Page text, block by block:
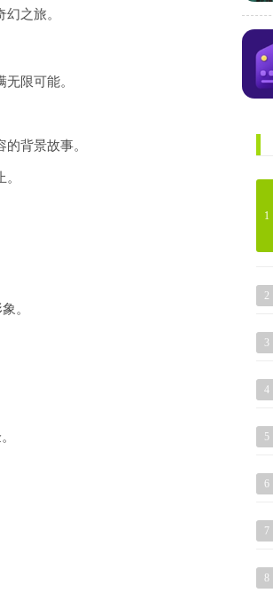
之旅。
限可能。
背景故事。
。
1
2
3
4
5
6
7
8